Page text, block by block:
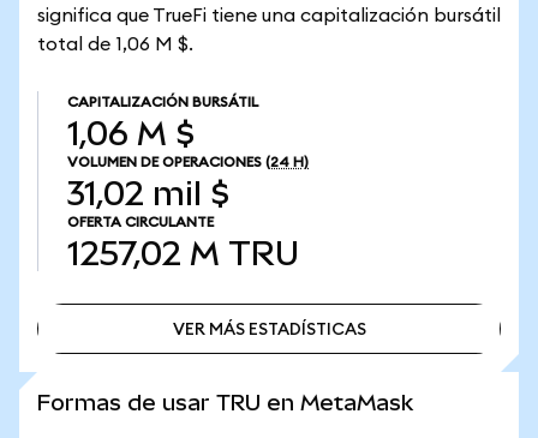
significa que TrueFi tiene una capitalización bursátil
total de 1,06 M $.
CAPITALIZACIÓN BURSÁTIL
1,06 M $
VOLUMEN DE OPERACIONES (24 H)
31,02 mil $
OFERTA CIRCULANTE
1257,02 M TRU
VER MÁS ESTADÍSTICAS
Formas de usar TRU en MetaMask